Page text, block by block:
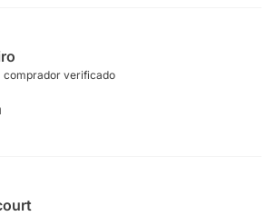
comprador verificado